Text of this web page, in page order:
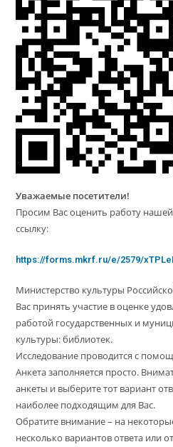
Уважаемые посетители!
Просим Вас оценить работу
ссылку:
https://forms.mkrf.ru/e/2579/
Министерство культуры
Вас принять участие в оценке
работой государственных и
культуры: библиотек.
Исследование проводится с
Анкета заполняется просто.
анкеты и выберите тот вариант
наиболее подходящим для Вас.
Обратите внимание – на
несколько вариантов ответа или